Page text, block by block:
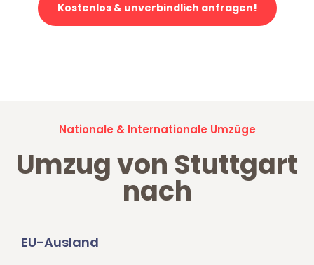
Kostenlos & unverbindlich anfragen!
Nationale & Internationale Umzüge
Umzug von Stuttgart
nach
EU-Ausland